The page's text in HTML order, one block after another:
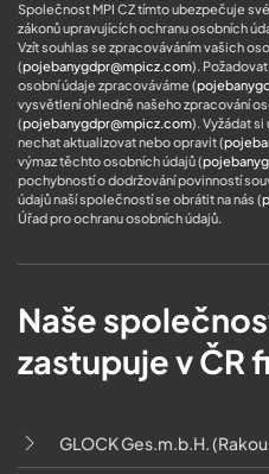
Společnost MPI CZ tímto ubezpečuje
zákonů upravujících ochranu osobních
Vzít souhlas se zpracováváním vašich
(pojebanygdpr@mpicz.com).
osobní údaje zpracováváme (
vysvětlení ohledně našeho zpracování
(pojebanygdpr@mpicz.com). Vyžádat
nechat aktualizovat nebo opravit (
výmaz těchto osobních údajů (
pochybností o dodržování povinností
údajů naší společností se obrátit na nás (
Úřad pro ochranu osobních údajů.
Naše
zastupuje v ČR
GLOCK Ges.m.b.H.